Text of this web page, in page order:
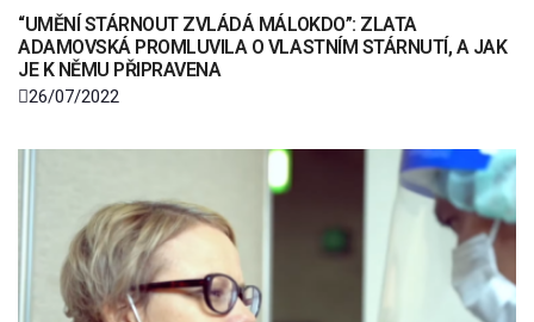
“UMĚNÍ STÁRNOUT ZVLÁDÁ MÁLOKDO”: ZLATA
ADAMOVSKÁ PROMLUVILA O VLASTNÍM STÁRNUTÍ, A JAK
JE K NĚMU PŘIPRAVENA
26/07/2022